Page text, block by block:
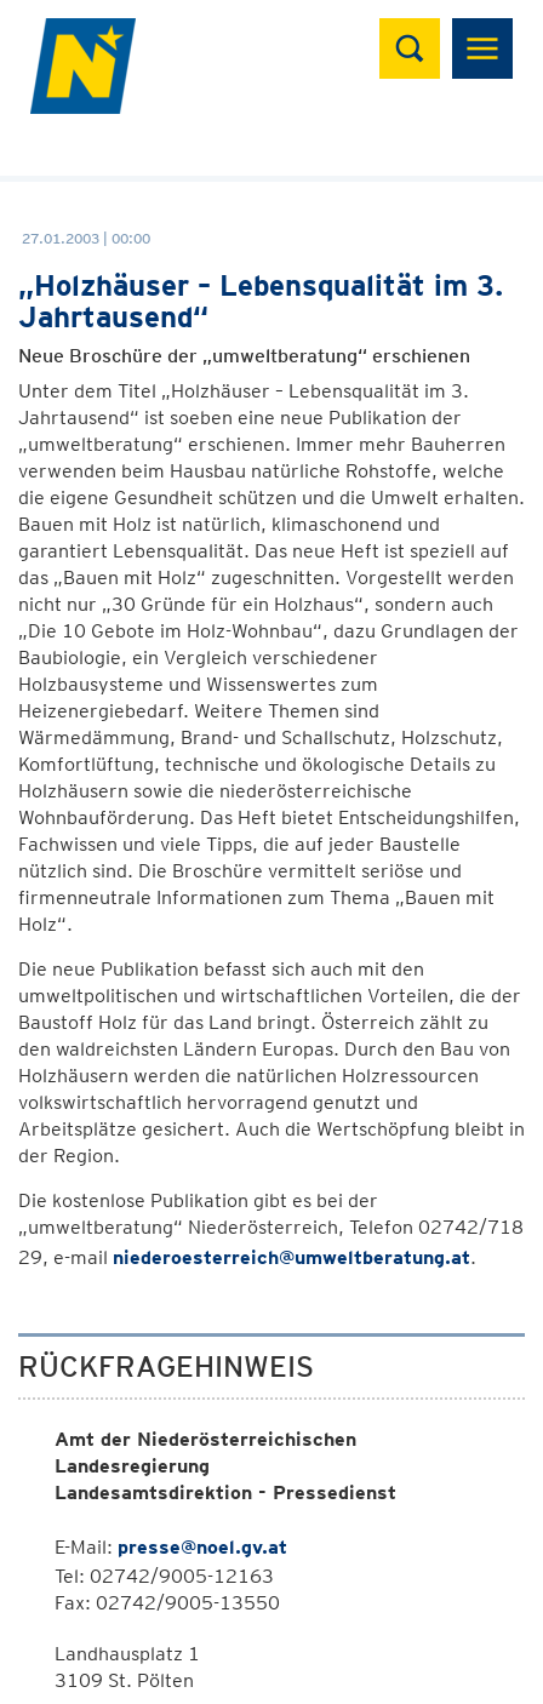
Suchen
27.01.2003 | 00:00
„Holzhäuser – Lebensqualität im 3.
Jahrtausend“
Neue Broschüre der „umweltberatung“ erschienen
Unter dem Titel „Holzhäuser – Lebensqualität im 3.
Jahrtausend“ ist soeben eine neue Publikation der
„umweltberatung“ erschienen. Immer mehr Bauherren
verwenden beim Hausbau natürliche Rohstoffe, welche
die eigene Gesundheit schützen und die Umwelt erhalten.
Bauen mit Holz ist natürlich, klimaschonend und
garantiert Lebensqualität. Das neue Heft ist speziell auf
das „Bauen mit Holz“ zugeschnitten. Vorgestellt werden
nicht nur „30 Gründe für ein Holzhaus“, sondern auch
„Die 10 Gebote im Holz-Wohnbau“, dazu Grundlagen der
Baubiologie, ein Vergleich verschiedener
Holzbausysteme und Wissenswertes zum
Heizenergiebedarf. Weitere Themen sind
Wärmedämmung, Brand- und Schallschutz, Holzschutz,
Komfortlüftung, technische und ökologische Details zu
Holzhäusern sowie die niederösterreichische
Wohnbauförderung. Das Heft bietet Entscheidungshilfen,
Fachwissen und viele Tipps, die auf jeder Baustelle
nützlich sind. Die Broschüre vermittelt seriöse und
firmenneutrale Informationen zum Thema „Bauen mit
Holz“.
Die neue Publikation befasst sich auch mit den
umweltpolitischen und wirtschaftlichen Vorteilen, die der
Baustoff Holz für das Land bringt. Österreich zählt zu
den waldreichsten Ländern Europas. Durch den Bau von
Holzhäusern werden die natürlichen Holzressourcen
volkswirtschaftlich hervorragend genutzt und
Arbeitsplätze gesichert. Auch die Wertschöpfung bleibt in
der Region.
Die kostenlose Publikation gibt es bei der
„umweltberatung“ Niederösterreich, Telefon 02742/718
29, e-mail niederoesterreich@umweltberatung.at.
RÜCKFRAGEHINWEIS
Amt der Niederösterreichischen
Landesregierung
Landesamtsdirektion - Pressedienst
E-Mail: presse@noel.gv.at
Tel: 02742/9005-12163
Fax: 02742/9005-13550
Landhausplatz 1
3109 St. Pölten